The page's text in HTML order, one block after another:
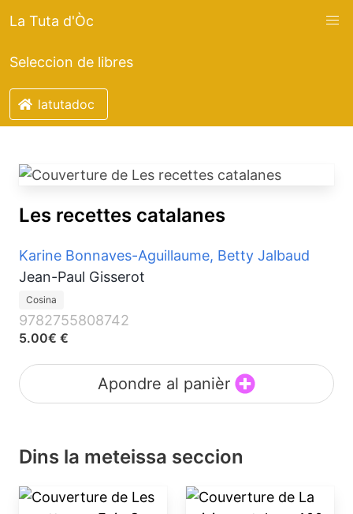
La Tuta d'Òc
Seleccion de libres
latutadoc
Les recettes catalanes
Karine Bonnaves-Aguillaume, Betty Jalbaud
Jean-Paul Gisserot
Cosina
9782755808742
5.00€ €
Apondre al panièr
Dins la meteissa seccion